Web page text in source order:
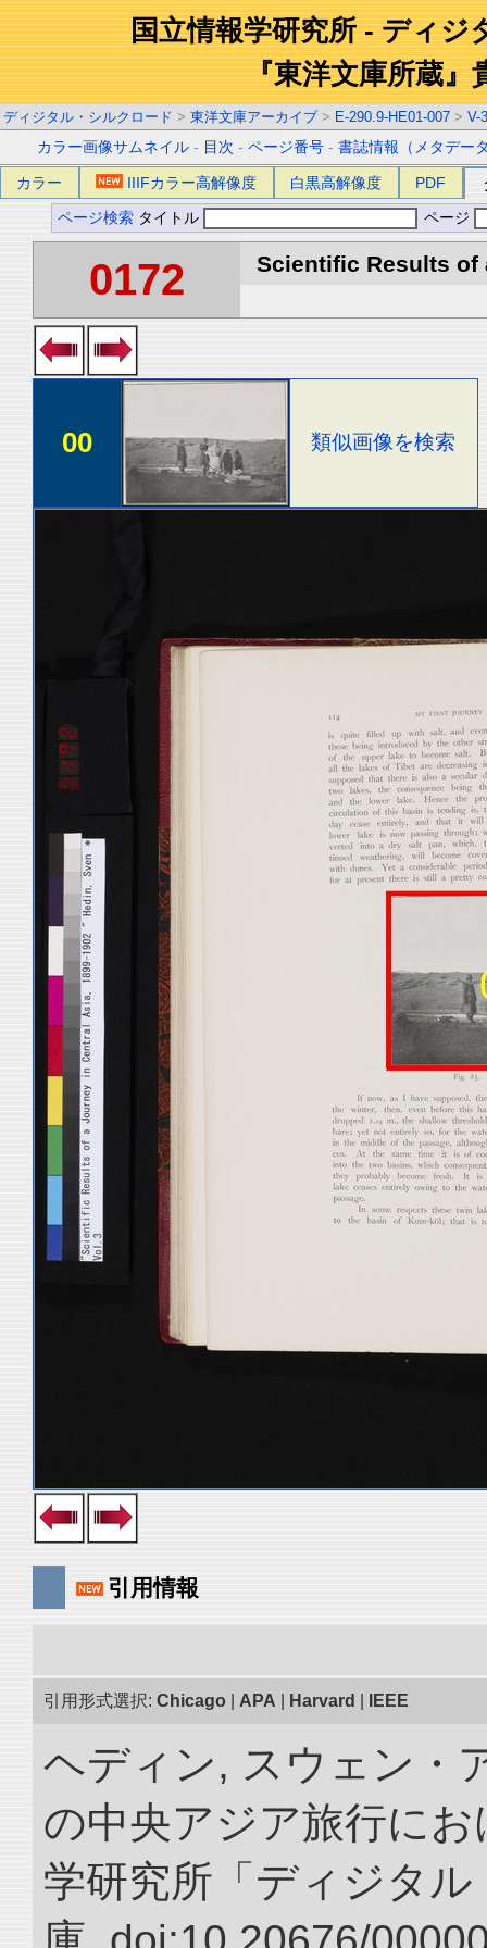
国立情報学研究所 - ディジ
『東洋文庫所蔵』
ディジタル・シルクロード > 東洋文庫アーカイブ > E-290.9-HE01-007 > V-3
カラー画像サムネイル - 目次 -ページ番号 -書誌情報（メタデー
カラー IIIFカラー高解像度 白黒高解像度 PDF
ページ検索 タイトル ページ
0172 Scientific Results of
00 類似画像を検索
引用情報
引用形式選択: Chicago APA Harvard IEEE
ヘディン, スウェン・
の中央アジア旅行にお
学研究所「ディジタ